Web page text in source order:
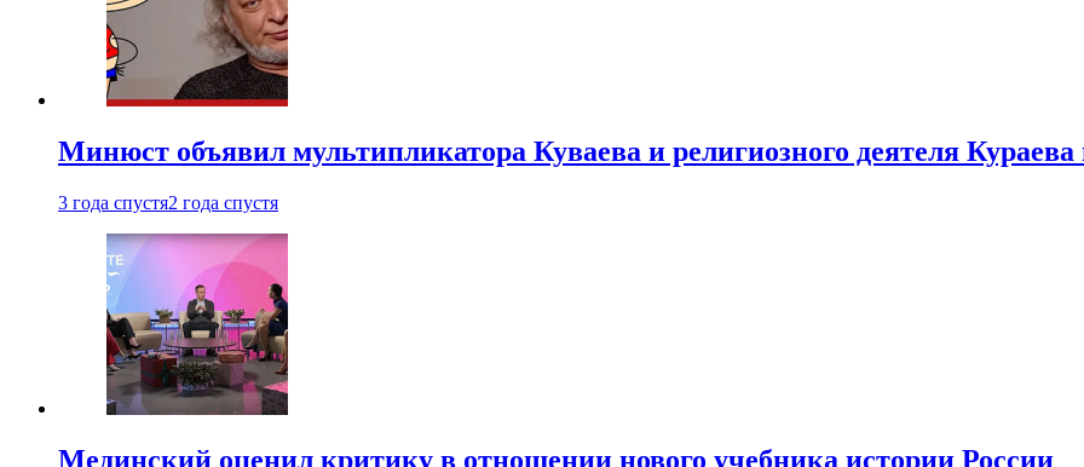
Минюст объявил мультипликатора Куваева и религиозного деятеля
3 года спустя2 года спустя
Мединский оценил критику в отношении нового учебника истории России